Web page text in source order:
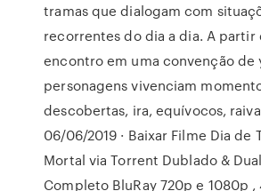
tramas que dialogam com
recorrentes do dia a dia. A partir
encontro em uma convenção de
personagens vivenciam
descobertas, ira, equívocos,
06/06/2019 · Baixar Filme Dia de
Mortal via Torrent Dublado &
Completo BluRay 720p e 1080p ,